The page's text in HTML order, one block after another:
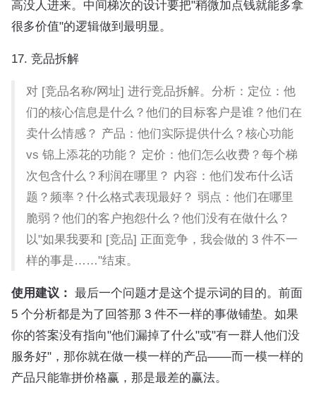
高没人进来。中间梯次的设计要把"稍微加点钱就能多拿
很多价值"的逻辑做到最明显。
17. 竞品拆解
对 [竞品名称/网址] 进行竞品拆解。分析：定位：他
们的核心信息是什么？他们的目标客户是谁？他们在
卖什么情感？ 产品：他们实际提供什么？核心功能
vs 锦上添花的功能？ 定价：他们怎么收费？每个梯
次包含什么？利润在哪里？ 内容：他们发布什么话
题？频率？什么格式表现最好？ 弱点：他们在哪里
脆弱？他们的客户抱怨什么？他们没有在做什么？
以"如果我要和 [竞品] 正面竞争，我会做的 3 件不一
样的事是……"结束。
使用建议： 最后一个问题才是这个提示词的目的。前面
5 个分析都是为了回答那 3 件不一样的事做铺垫。如果
你的答案没有指向"他们漏掉了什么"或"有一群人他们没
服务好"，那你就在做一模一样的产品——而一模一样的
产品只能靠拼价格赢，那是最差的赢法。